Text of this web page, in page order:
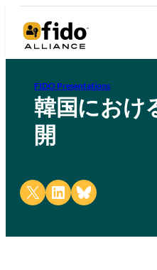
FIDO Presentations
韓国におけ
開
Share on X Share on LinkedIn
Share on Bluesky